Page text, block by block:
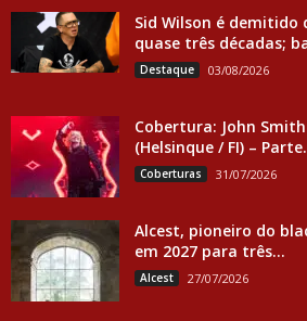
Sid Wilson é demitido
quase três décadas;
Destaque 03/08/2026
Cobertura: John
(Helsinque / FI) –
Coberturas 31/07/2026
Alcest, pioneiro do
em 2027 para três...
Alcest 27/07/2026